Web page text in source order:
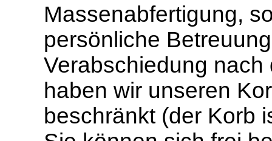
Massenabfertigung,
persönliche
Verabschiedung
haben wir unseren
beschränkt (der Korb